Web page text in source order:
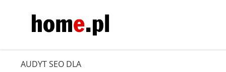
AUDYT SEO DLA